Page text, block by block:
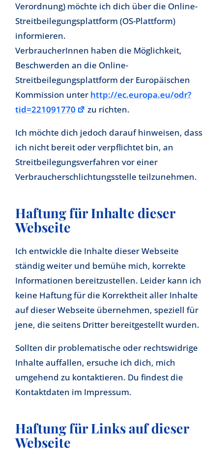
Verordnung) möchte ich dich über die Online-
Streitbeilegungsplattform (OS-Plattform)
informieren.
VerbraucherInnen haben die Möglichkeit,
Beschwerden an die Online-
Streitbeilegungsplattform der Europäischen
Kommission unter http://ec.europa.eu/odr?
tid=221091770
zu richten.
Ich möchte dich jedoch darauf hinweisen, dass
ich nicht bereit oder verpflichtet bin, an
Streitbeilegungsverfahren vor einer
Verbraucherschlichtungsstelle teilzunehmen.
Haftung für Inhalte dieser
Webseite
Ich entwickle die Inhalte dieser Webseite
ständig weiter und bemühe mich, korrekte
Informationen bereitzustellen. Leider kann ich
keine Haftung für die Korrektheit aller Inhalte
auf dieser Webseite übernehmen, speziell für
jene, die seitens Dritter bereitgestellt wurden.
Sollten dir problematische oder rechtswidrige
Inhalte auffallen, ersuche ich dich, mich
umgehend zu kontaktieren. Du findest die
Kontaktdaten im Impressum.
Haftung für Links auf dieser
Webseite